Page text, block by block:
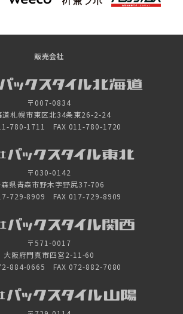
販売会社
〒007-0834
道札幌市東区北34条東26-2-24
780-1711 FAX 011-780-1720
〒030-0142
森県青森市野木字野尻37-706
729-8909 FAX 017-729-8909
〒571-0017
大阪府門真市四宮2-11-60
884-0665 FAX 072-882-7080